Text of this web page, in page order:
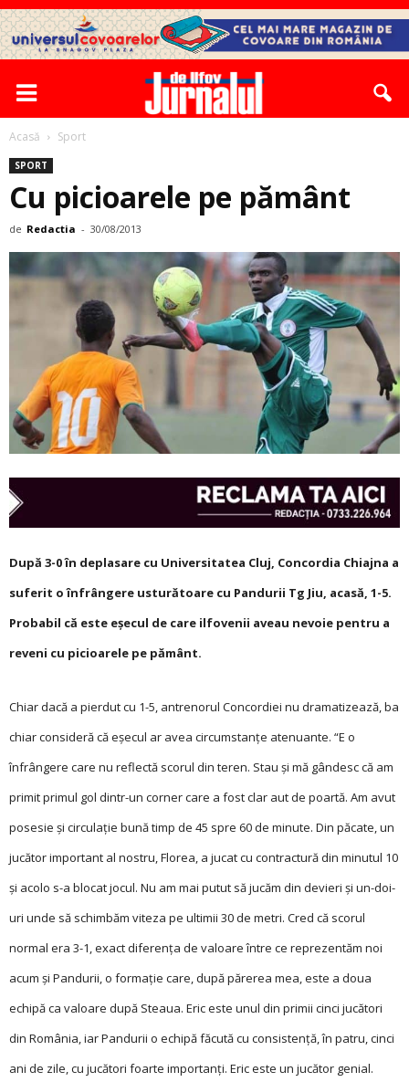
Acasă Sport
SPORT
Cu picioarele pe pământ
de Redactia - 30/08/2013
După 3-0 în deplasare cu Universitatea Cluj, Concordia Chiajna a
suferit o înfrângere usturătoare cu Pandurii Tg Jiu, acasă, 1-5.
Probabil că este eșecul de care ilfovenii aveau nevoie pentru a
reveni cu picioarele pe pământ.
Chiar dacă a pierdut cu 1-5, antrenorul Concordiei nu dramatizează, ba
chiar consideră că eșecul ar avea circumstanțe atenuante. “E o
înfrângere care nu reflectă scorul din teren. Stau și mă gândesc că am
pri­mit primul gol dintr-un corner care a fost clar aut de poartă. Am avut
posesie și circulaţie bună timp de 45 spre 60 de minute. Din păcate, un
jucător important al nostru, Florea, a ju­cat cu contractură din minutul 10
și acolo s-a blocat jocul. Nu am mai putut să jucăm din devieri și un-doi-
uri unde să schimbăm viteza pe ultimii 30 de metri. Cred că scorul
normal era 3-1, exact diferenţa de valoare între ce reprezentăm noi
acum și Pandurii, o formaţie care, după părerea mea, este a doua
echipă ca valoare după Steaua. Eric este unul din primii cinci jucători
din România, iar Pandurii o echipă făcută cu consistenţă, în patru, cinci
ani de zile, cu jucători foarte importanţi. Eric este un jucător genial.